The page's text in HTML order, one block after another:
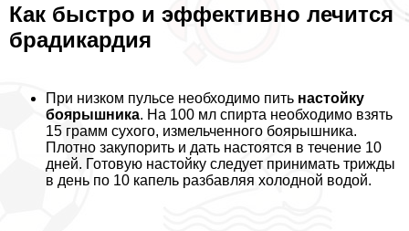
Как быстро и эффективно лечится
брадикардия
При низком пульсе необходимо пить настойку
боярышника. На 100 мл спирта необходимо взять
15 грамм сухого, измельченного боярышника.
Плотно закупорить и дать настоятся в течение 10
дней. Готовую настойку следует принимать трижды
в день по 10 капель разбавляя холодной водой.